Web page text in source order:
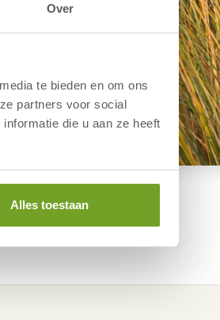
Over
te bieden en om ons
partners voor social
die u aan ze heeft
Alles toestaan